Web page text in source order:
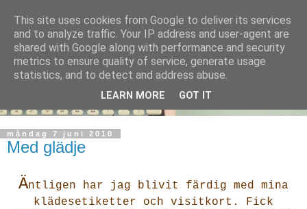
måndag 7 juni 2010
Med glädje
Äntligen har jag blivit färdig med mina
klädesetiketter och visitkort. Fick
This site uses cookies from Google to deliver its services
and to analyze traffic. Your IP address and user-agent are
shared with Google along with performance and security
metrics to ensure quality of service, generate usage
statistics, and to detect and address abuse.
LEARN MORE GOT IT